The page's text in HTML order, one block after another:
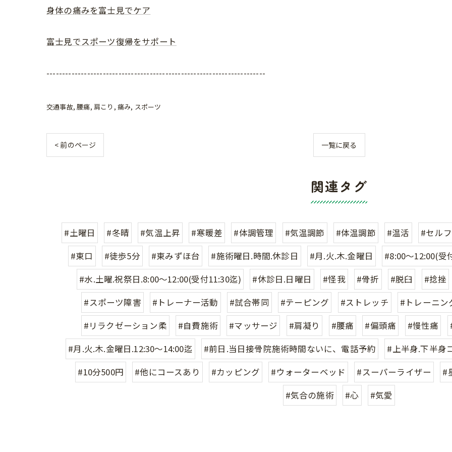
身体の痛みを富士見でケア
富士見でスポーツ復帰をサポート
----------------------------------------------------------------------
交通事故 腰痛 肩こり 痛み スポーツ
< 前のページ 一覧に戻る
関連タグ
#土曜日 #冬晴 #気温上昇 #寒暖差 #体調管理 #気温調節 #体温調節 #温活 #セル
#東口
#徒歩5分 #東みずほ台 #施術曜日.時間.休診日 #月.火.木.金曜日 #8:00〜12:00(受
#水.土曜.祝祭日.8:00〜12:00(受付11:30迄)
#休診日.日曜日 #怪我 #骨折 #脱臼 #捻挫
#スポーツ障害
#トレーナー活動 #試合帯同 #テーピング #ストレッチ #トレーニン
#リラクゼーション柔
#自費施術 #マッサージ #肩凝り #腰痛 #偏頭痛 #慢性痛
#月.火.木.金曜日.12:30〜14:00迄
#前日.当日接骨院施術時間ないに、電話予約 #上半身.下半身
#10分500円
#他にコースあり #カッピング #ウォーターベッド #スーパーライザー #
#気合の施術
#心 #気愛